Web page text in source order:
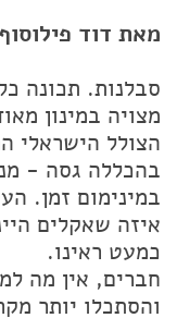
מאת דוד פילוסוף
סבלנות. תכונה
מצויה במינון
הצולל הישראלי
בהכללה גסה -
במינימום זמן.
איזה שאקלים
כמעט ראינו.
חברים, אין מה
והסתכלו יותר